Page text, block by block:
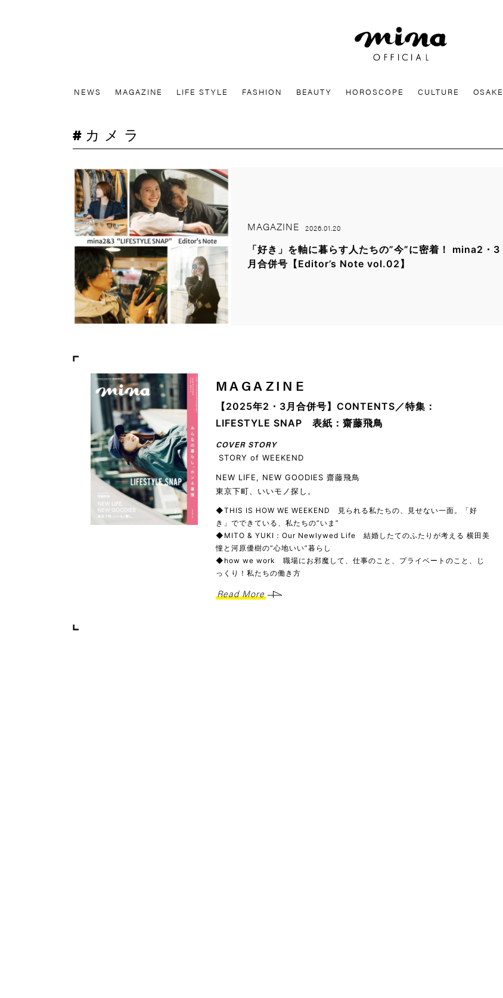
NEWS MAGAZINE LIFE STYLE FASHION BEAUTY HOROSCOPE CULTURE OSAKE
カメラ
MAGAZINE 2026.01.20
「好き」を軸に暮らす人たちの”今”に密着！ mina2・3
月合併号【Editor’s Note vol.02】
MAGAZINE
【2025年2・3月合併号】CONTENTS／特集：
LIFESTYLE SNAP 表紙：齋藤飛鳥
COVER STORY
STORY of WEEKEND
NEW LIFE, NEW GOODIES 齋藤飛鳥
東京下町、いいモノ探し。
◆THIS IS HOW WE WEEKEND 見られる私たちの、見せない一面。「好
き」でできている、私たちの“いま”
◆MITO & YUKI：Our Newlywed Life 結婚したてのふたりが考える 横田美
憧と河原優樹の“心地いい”暮らし
◆how we work 職場にお邪魔して、仕事のこと、プライベートのこと、じ
っくり！私たちの働き方
Read More